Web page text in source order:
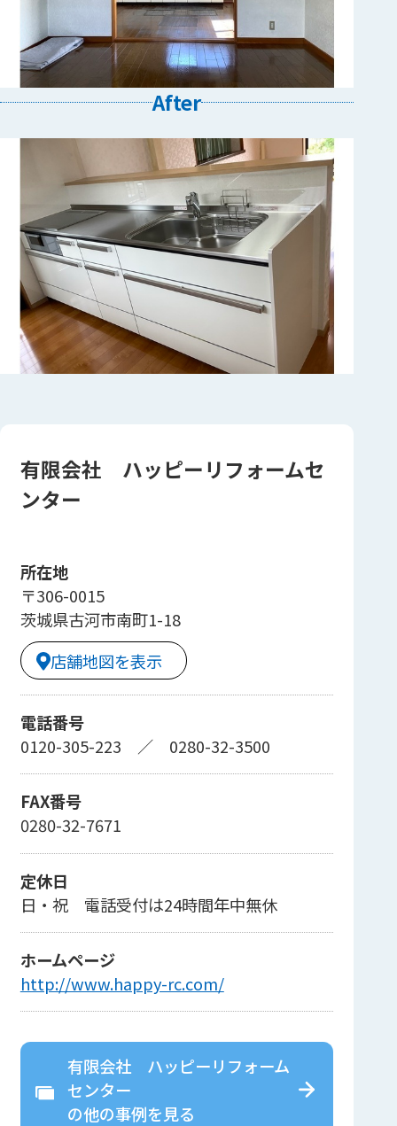
After
有限会社 ハッピーリフォームセ
ンター
所在地
〒306-0015
茨城県古河市南町1-18
店舗地図を表示
電話番号
0120-305-223 ／ 0280-32-3500
FAX番号
0280-32-7671
定休日
日・祝 電話受付は24時間年中無休
ホームページ
http://www.happy-rc.com/
有限会社 ハッピーリフォーム
センター
の他の事例を見る